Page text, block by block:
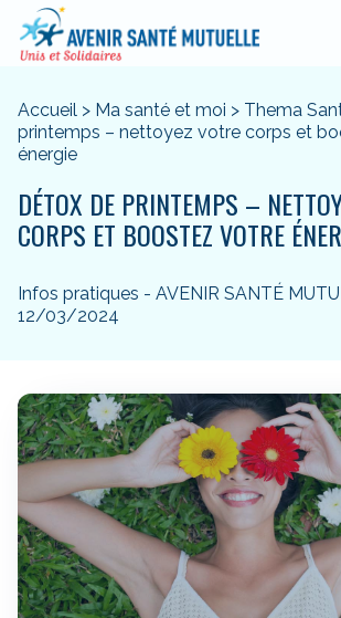
Accueil > Ma santé et moi > Thema
printemps – nettoyez votre corps et
énergie
DÉTOX DE PRINTEMPS –
CORPS ET BOOSTEZ VOTRE
Infos pratiques - AVENIR SANTÉ
12/03/2024